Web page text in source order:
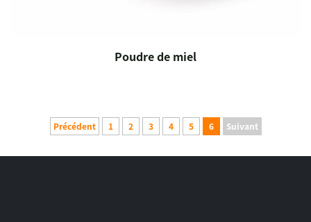
Poudre de miel
Précédent 1 2 3 4 5 6 Suivant